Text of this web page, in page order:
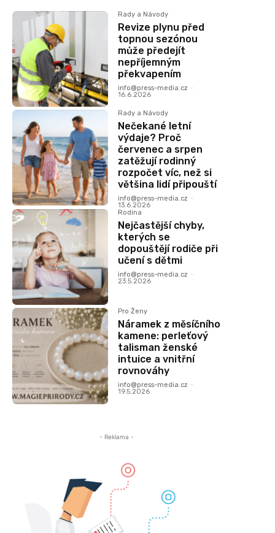
Rady a Návody
Revize plynu před
topnou sezónou
může předejít
nepříjemným
překvapením
info@press-media.cz -
16.6.2026
Rady a Návody
Nečekané letní
výdaje? Proč
červenec a srpen
zatěžují rodinný
rozpočet víc, než si
většina lidí připouští
info@press-media.cz -
13.6.2026
Rodina
Nejčastější chyby,
kterých se
dopouštějí rodiče při
učení s dětmi
info@press-media.cz -
23.5.2026
Pro Ženy
Náramek z měsíčního
kamene: perleťový
talisman ženské
intuice a vnitřní
rovnováhy
info@press-media.cz -
19.5.2026
- Reklama -